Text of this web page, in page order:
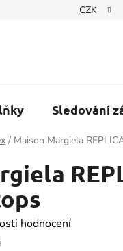
CZK
Sledování
/ Maison Margiela
hodnocení